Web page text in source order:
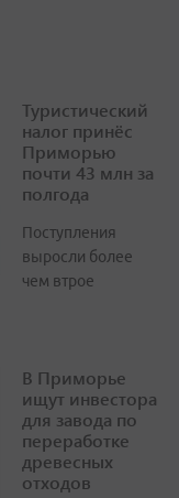
Туристический
налог принёс
Приморью
почти 43 млн за
полгода
Поступления
выросли более
чем втрое
В Приморье
ищут инвестора
для завода по
переработке
древесных
отходов